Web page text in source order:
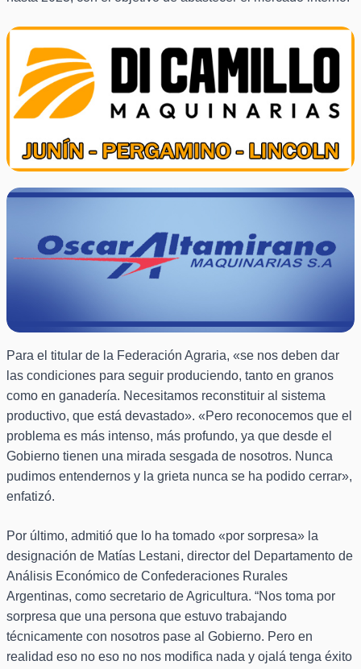
Para el titular de la Federación Agraria, «se nos deben dar
las condiciones para seguir produciendo, tanto en granos
como en ganadería. Necesitamos reconstituir al sistema
productivo, que está devastado». «Pero reconocemos que el
problema es más intenso, más profundo, ya que desde el
Gobierno tienen una mirada sesgada de nosotros. Nunca
pudimos entendernos y la grieta nunca se ha podido cerrar»,
enfatizó.
Por último, admitió que lo ha tomado «por sorpresa» la
designación de Matías Lestani, director del Departamento de
Análisis Económico de Confederaciones Rurales
Argentinas, como secretario de Agricultura. “Nos toma por
sorpresa que una persona que estuvo trabajando
técnicamente con nosotros pase al Gobierno. Pero en
realidad eso no eso no nos modifica nada y ojalá tenga éxito